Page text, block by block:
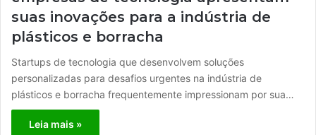
suas inovações para a indústria de
plásticos e borracha
Startups de tecnologia que desenvolvem soluções
personalizadas para desafios urgentes na indústria de
plásticos e borracha frequentemente impressionam por sua…
Leia mais »